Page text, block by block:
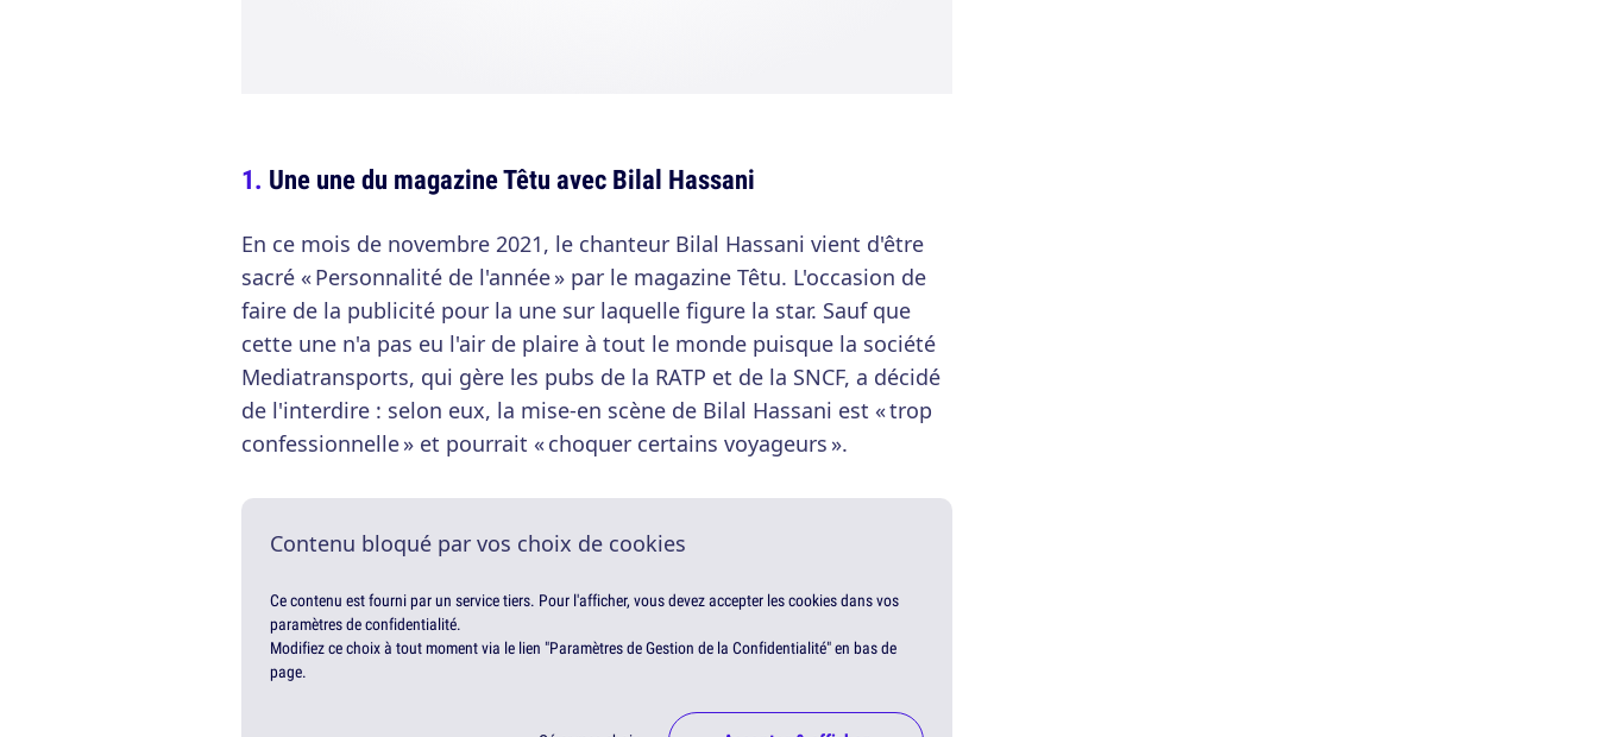
Une une du magazine Têtu avec Bilal Hassani
En ce mois de novembre 2021, le chanteur Bilal Hassani vient d'être
sacré « Personnalité de l'année » par le magazine Têtu. L'occasion de
faire de la publicité pour la une sur laquelle figure la star. Sauf que
cette une n'a pas eu l'air de plaire à tout le monde puisque la société
Mediatransports, qui gère les pubs de la RATP et de la SNCF, a décidé
de l'interdire : selon eux, la mise-en scène de Bilal Hassani est « trop
confessionnelle » et pourrait « choquer certains voyageurs ».
Contenu bloqué par vos choix de cookies
Ce contenu est fourni par un service tiers. Pour l'afficher, vous devez accepter les cookies dans vos
paramètres de confidentialité.
Modifiez ce choix à tout moment via le lien "Paramètres de Gestion de la Confidentialité" en bas de
page.